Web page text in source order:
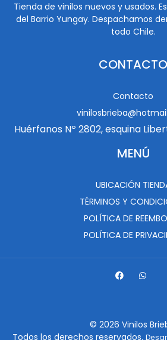
Tienda de vinilos nuevos y usados.
del Barrio Yungay. Despachamos
todo Chile.
CONTACTO
Contacto
Huérfanos Nº 2802, esquina
MENÚ
UBICACIÓN
TÉRMINOS Y
POLÍTICA DE
POLÍTICA DE
© 2026 Vinilos
Todos los derechos reservados.